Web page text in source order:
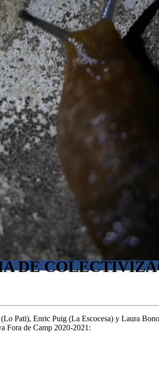
DE
Pati), Enric Puig (La Escocesa) y Laura
Fora de Camp 2020-2021: